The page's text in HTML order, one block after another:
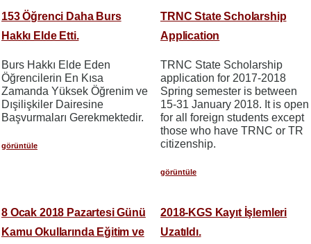
153 Öğrenci Daha Burs
Hakkı Elde Etti.
Burs Hakkı Elde Eden
Öğrencilerin En Kısa
Zamanda Yüksek Öğrenim ve
Dışilişkiler Dairesine
Başvurmaları Gerekmektedir.
görüntüle
TRNC State Scholarship
Application
TRNC State Scholarship
application for 2017-2018
Spring semester is between
15-31 January 2018. It is open
for all foreign students except
those who have TRNC or TR
citizenship.
görüntüle
8 Ocak 2018 Pazartesi Günü
Kamu Okullarında Eğitim ve
2018-KGS Kayıt İşlemleri
Uzatıldı.